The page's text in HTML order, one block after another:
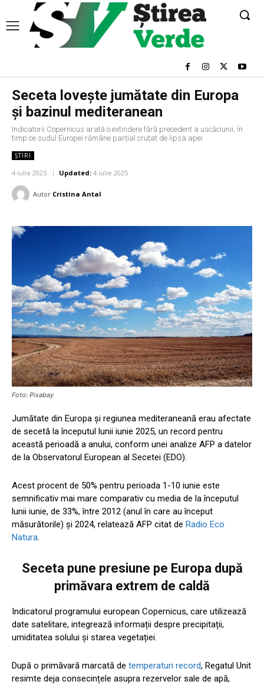
Seceta lovește jumătate din Europa
și bazinul mediteranean
Indicatorii Copernicus arată o extindere fără precedent a uscăciunii, în
timp ce sudul Europei rămâne parțial cruțat de lipsa apei
ȘTIRI
4 iulie 2025 Updated: 4 iulie 2025
Autor Cristina Antal
Foto: Pixabay
Jumătate din Europa și regiunea mediteraneană erau afectate
de secetă la începutul lunii iunie 2025, un record pentru
această perioadă a anului, conform unei analize AFP a datelor
de la Observatorul European al Secetei (EDO).
Acest procent de 50% pentru perioada 1-10 iunie este
semnificativ mai mare comparativ cu media de la începutul
lunii iunie, de 33%, între 2012 (anul în care au început
măsurătorile) și 2024, relatează AFP citat de Radio Eco
Natura.
Seceta pune presiune pe Europa după
primăvara extrem de caldă
Indicatorul programului european Copernicus, care utilizează
date satelitare, integrează informații despre precipitații,
umiditatea solului și starea vegetației.
După o primăvară marcată de temperaturi record, Regatul Unit
resimte deja consecințele asupra rezervelor sale de apă,